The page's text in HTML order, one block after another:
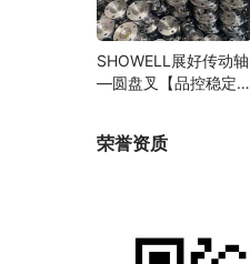
SHOWELL展好传动轴
—圆盘叉【品控稳定，
荣誉资质